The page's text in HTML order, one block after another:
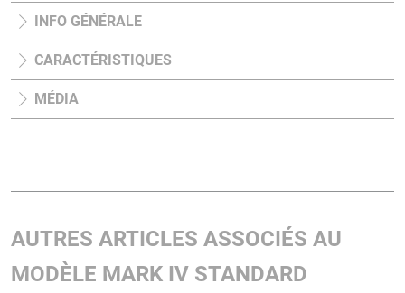
INFO GÉNÉRALE
CARACTÉRISTIQUES
MÉDIA
AUTRES ARTICLES ASSOCIÉS AU
MODÈLE MARK IV STANDARD